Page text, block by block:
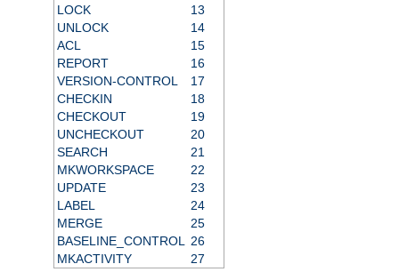
LOCK
13
UNLOCK
14
ACL
15
REPORT
16
VERSION-CONTROL
17
CHECKIN
18
CHECKOUT
19
UNCHECKOUT
20
SEARCH
21
MKWORKSPACE
22
UPDATE
23
LABEL
24
MERGE
25
BASELINE_CONTROL
26
MKACTIVITY
27